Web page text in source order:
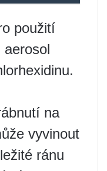
použití
na
vyvinout
ránu